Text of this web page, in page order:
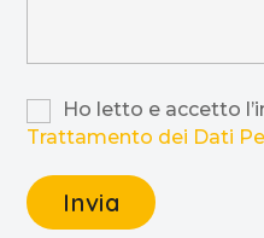
Ho letto e accetto
Trattamento dei Dati